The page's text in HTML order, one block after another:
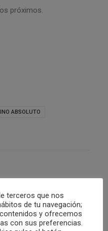
próximos.
ABSOLUTO
terceros que nos
de tu navegación;
y ofrecemos
con sus preferencias.